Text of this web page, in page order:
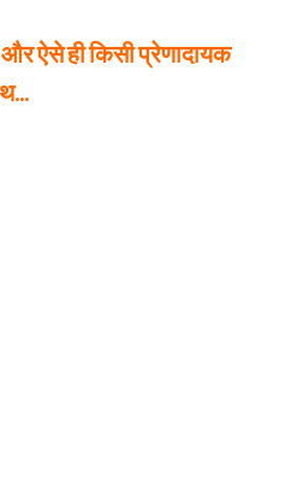
ऐसे ही किसी प्रेणादायक